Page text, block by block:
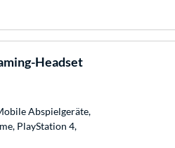
Headset
Abspielgeräte,
PlayStation 4,